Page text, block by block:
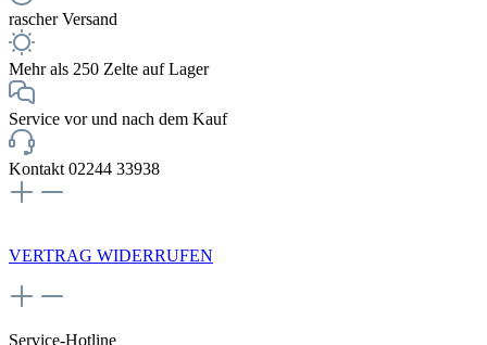
rascher Versand
Mehr als 250 Zelte auf Lager
Service vor und nach dem Kauf
Kontakt 02244 33938
VERTRAG WIDERRUFEN
Service-Hotline